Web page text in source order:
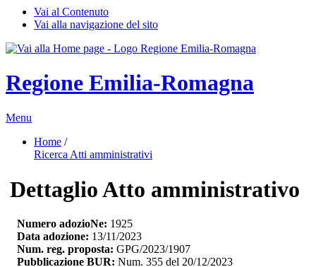
Vai al Contenuto
Vai alla navigazione del sito
Regione Emilia-Romagna
Menu
Home /
Ricerca Atti amministrativi
Dettaglio Atto amministrativo
Numero adozioNe: 1925
Data adozione: 13/11/2023
Num. reg. proposta: GPG/2023/1907
Pubblicazione BUR: Num. 355 del 20/12/2023